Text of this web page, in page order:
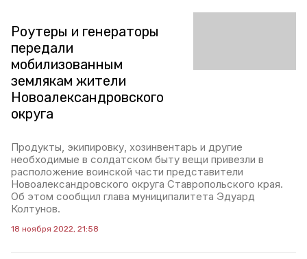
Роутеры и генераторы
передали
мобилизованным
землякам жители
Новоалександровского
округа
Продукты, экипировку, хозинвентарь и другие
необходимые в солдатском быту вещи привезли в
расположение воинской части представители
Новоалександровского округа Ставропольского края.
Об этом сообщил глава муниципалитета Эдуард
Колтунов.
18 ноября 2022, 21:58